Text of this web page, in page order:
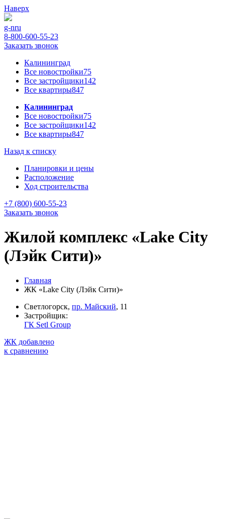
Наверх
g-nru
8-800-600-55-23
Заказать звонок
Калининград
Все новостройки75
Все застройщики142
Все квартиры847
Калининград
Все новостройки75
Все застройщики142
Все квартиры847
Назад к списку
Планировки и цены
Расположение
Ход строительства
+7 (800) 600-55-23
Заказать звонок
Жилой комплекс «Lake City
(Лэйк Сити)»
Главная
ЖК «Lake City (Лэйк Сити)»
Светлогорск, пр. Майский, 11
Застройщик:
ГК Setl Group
ЖК добавлено
к сравнению